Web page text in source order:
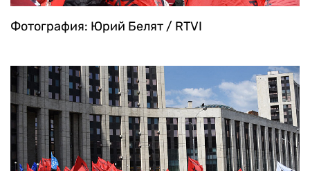
Фотография: Юрий Белят / RTVI